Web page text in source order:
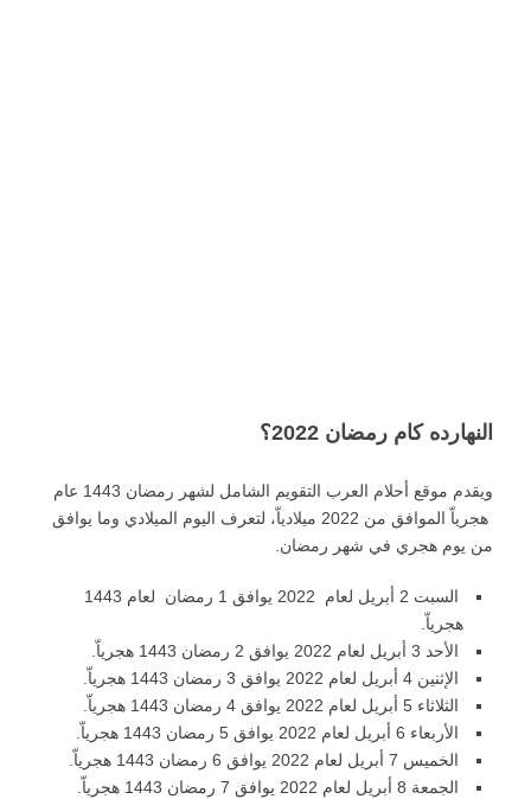
النهارده كام رمضان 2022؟
ويقدم موقع أحلام العرب التقويم الشامل لشهر رمضان 1443 عام
هجرياّ الموافق من 2022 ميلادياّ، لتعرف اليوم الميلادي وما يوافق
من يوم هجري في شهر رمضان.
السبت 2 أبريل لعام 2022 يوافق 1 رمضان لعام 1443
هجرياّ.
الأحد 3 أبريل لعام 2022 يوافق 2 رمضان 1443 هجرياّ.
الإثنين 4 أبريل لعام 2022 يوافق 3 رمضان 1443 هجرياّ.
الثلاثاء 5 أبريل لعام 2022 يوافق 4 رمضان 1443 هجرياّ.
الأربعاء 6 أبريل لعام 2022 يوافق 5 رمضان 1443 هجرياّ.
الخميس 7 أبريل لعام 2022 يوافق 6 رمضان 1443 هجرياّ.
الجمعة 8 أبريل لعام 2022 يوافق 7 رمضان 1443 هجرياّ.